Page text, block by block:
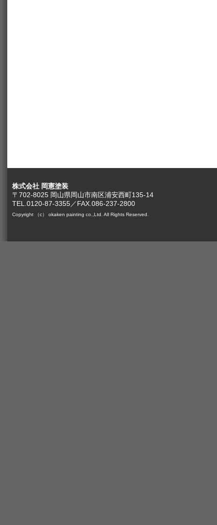
株式会社 岡憲塗装
〒702-8025 岡山県岡山市南区浦安西町135-14
TEL.0120-87-3355／FAX.086-237-2800
Copyright （c） okaken painting co.,Ltd. All Rights Reserved.